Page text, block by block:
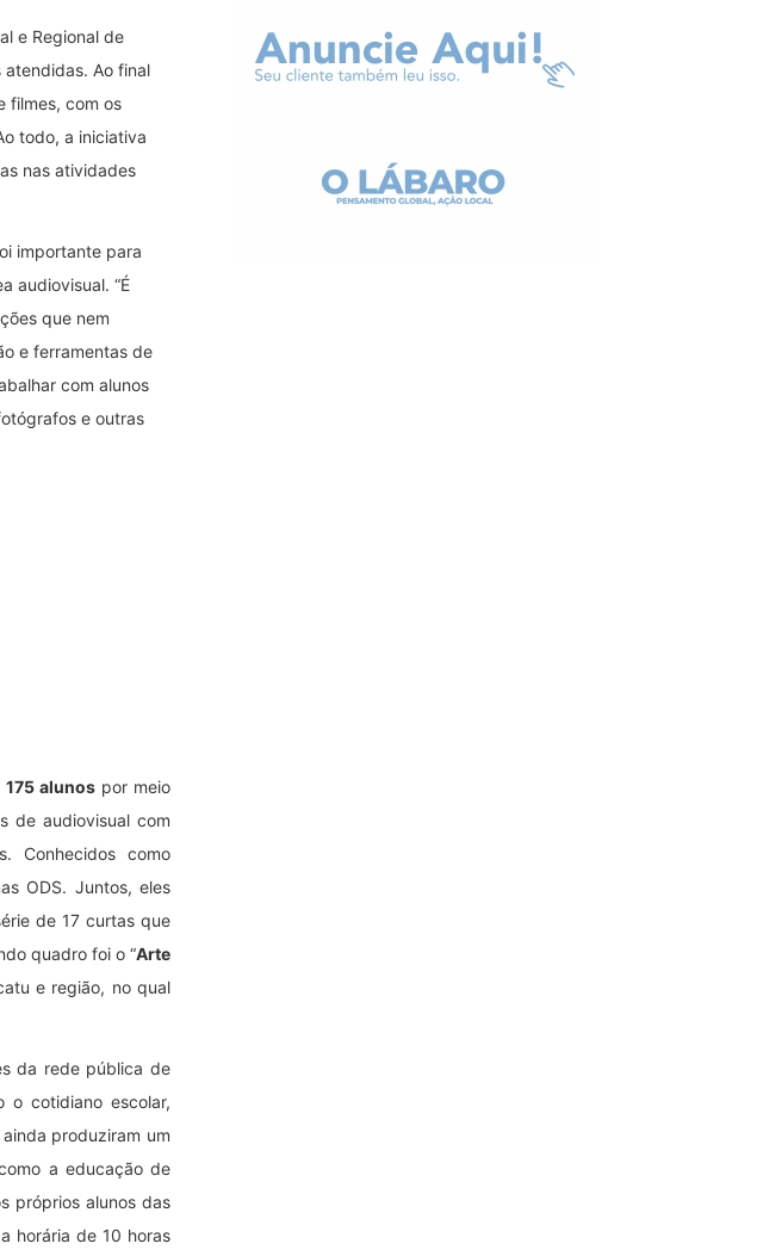
e Regional de
atendidas. Ao final
filmes, com os
todo, a iniciativa
nas atividades
importante para
audiovisual. “É
que nem
e ferramentas de
com alunos
e outras
175 alunos por meio
de audiovisual com
Conhecidos como
ODS. Juntos, eles
de 17 curtas que
quadro foi o “Arte
e região, no qual
da rede pública de
o cotidiano escolar,
produziram um
a educação de
próprios alunos das
horária de 10 horas